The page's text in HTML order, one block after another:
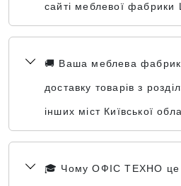
сайті меблевої фабрики
🚚 Ваша меблева
доставку товарів з
інших міст Київської
🎓 Чому ОФІС ТЕХНО це -